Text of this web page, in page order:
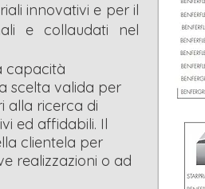
innovativi e per il
e collaudati nel
capacità
scelta valida per
alla ricerca di
ed affidabili. Il
clientela per
realizzazioni o ad